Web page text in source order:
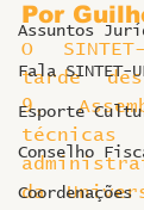
Assuntos
Fala SINTET-
Esporte
Conselho
Coordenações
Por
O
tarde
9,
da